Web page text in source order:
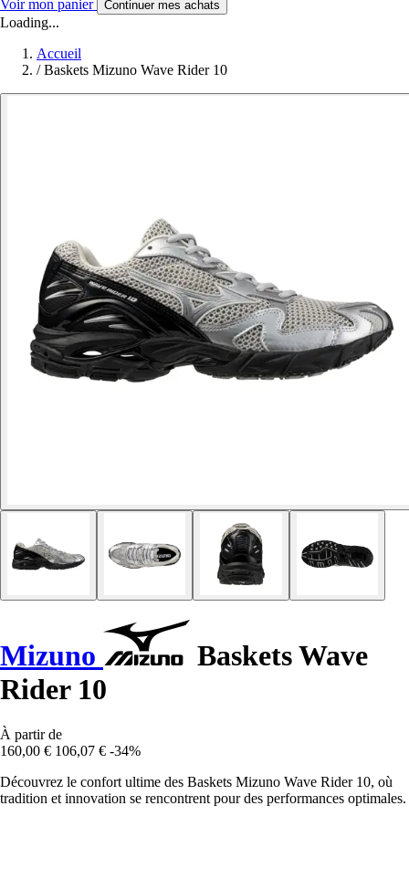
Voir mon panier Continuer mes achats
Loading...
Accueil
/ Baskets Mizuno Wave Rider 10
Mizuno
Baskets Wave
Rider 10
À partir de
160,00 € 106,07 € -34%
Découvrez le confort ultime des Baskets Mizuno Wave Rider 10, où
tradition et innovation se rencontrent pour des performances optimales.